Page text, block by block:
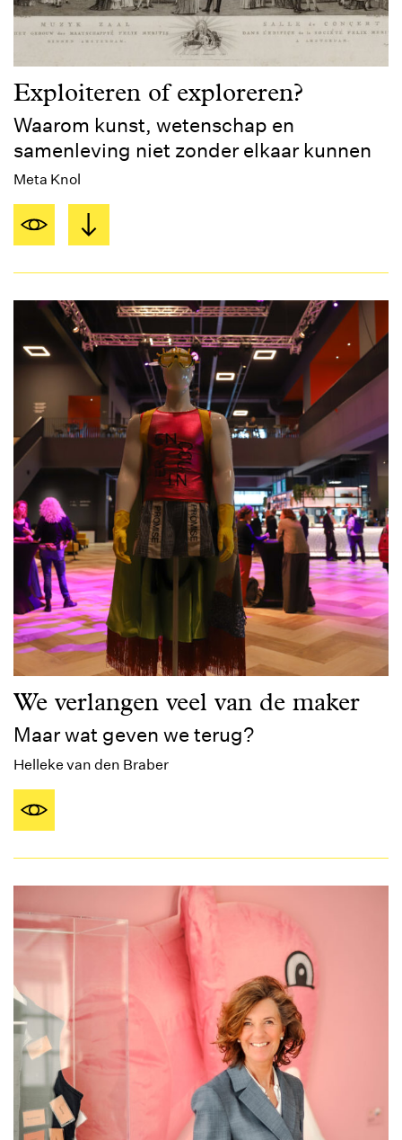
Exploiteren of exploreren?
Waarom kunst, wetenschap en
samenleving niet zonder elkaar kunnen
Meta Knol
We verlangen veel van de maker
Maar wat geven we terug?
Helleke van den Braber